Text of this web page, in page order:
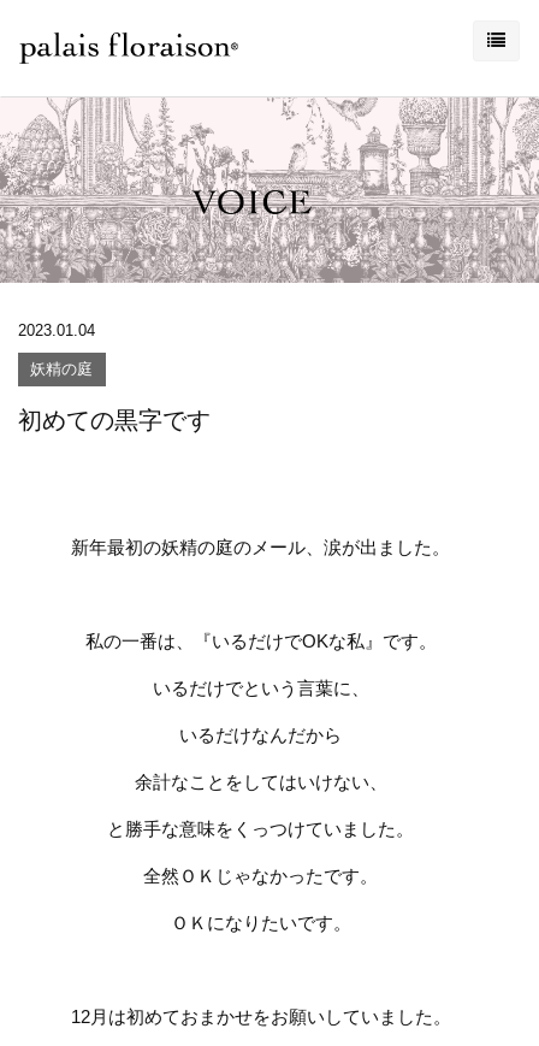
2023.01.04
妖精の庭
初めての黒字です
新年最初の妖精の庭のメール、涙が出ました。
私の一番は、『いるだけでOKな私』です。
いるだけでという言葉に、
いるだけなんだから
余計なことをしてはいけない、
と勝手な意味をくっつけていました。
全然ＯＫじゃなかったです。
ＯＫになりたいです。
12月は初めておまかせをお願いしていました。